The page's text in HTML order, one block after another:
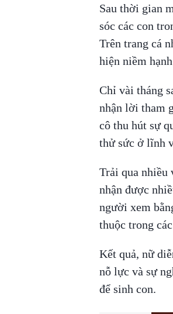
Sau thời gian
sóc các con
Trên trang cá
hiện niềm
Chỉ vài tháng
nhận lời tham
cô thu hút sự
thử sức ở lĩnh
Trải qua nhiều
nhận được
người xem
thuộc trong
Kết quả, nữ
nỗ lực và sự
để sinh con.